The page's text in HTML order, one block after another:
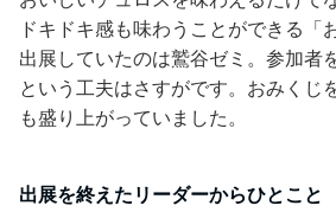
ドキドキ感も味わうことができる「
出展していたのは鷲谷ゼミ。参加者
という工夫はさすがです。おみくじ
も盛り上がっていました。
出展を終えたリーダーからひとこと